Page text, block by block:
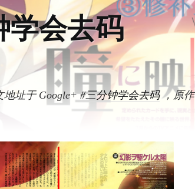
学会去码
地址于 Google+#三分钟学会去码，原作